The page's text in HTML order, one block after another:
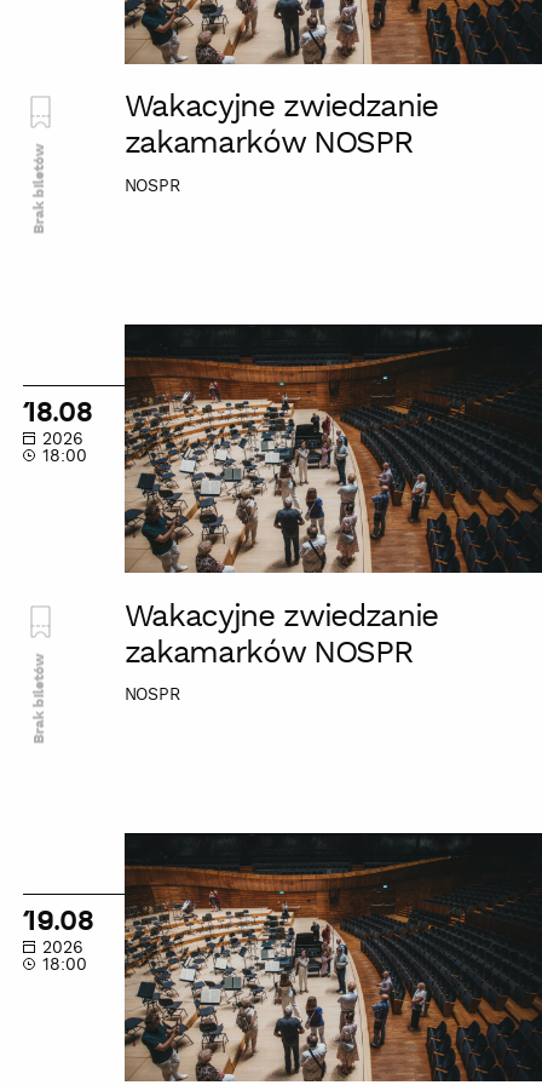
Wakacyjne zwiedzanie
zakamarków NOSPR
NOSPR
Brak biletów
zwiedzanie
zakamarków
NOSPR
18.08
2026
18:00
Wakacyjne zwiedzanie
zakamarków NOSPR
NOSPR
Brak biletów
zwiedzanie
zakamarków
NOSPR
19.08
2026
18:00